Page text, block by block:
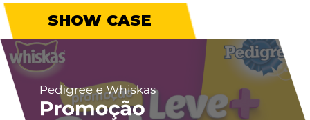
SHOW CASE